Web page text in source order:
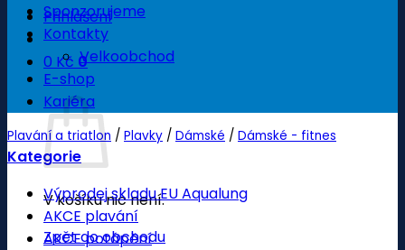
Přihlášení
0 Kč 0
Košík
V košíku nic není.
Zpět do obchodu
Sponzorujeme
Kontakty
Velkoobchod
E-shop
Kariéra
Plavání a triatlon / Plavky / Dámské / Dámské - fitnes
Kategorie
Výprodej skladu EU Aqualung
AKCE plavání
AKCE potápění